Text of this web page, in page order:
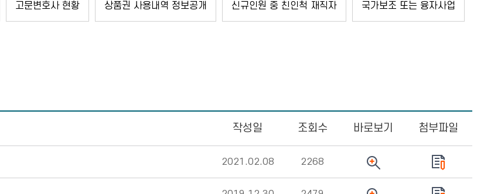
고문변호사 현황 상품권 사용내역 정보공개 신규인원 중 친인척 재직자 국가보조 또는 융자사업
작성일 조회수 바로보기 첨부파일
2021.02.08 2268